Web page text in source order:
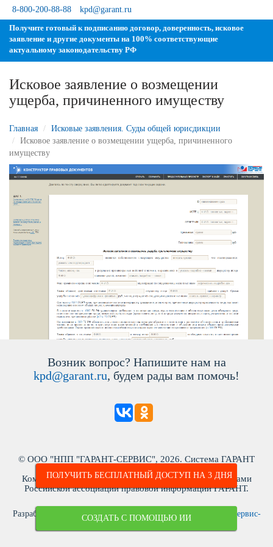
8-800-200-88-88
kpd@garant.ru
Получите готовый к подписанию договор, доверенность, исковое
заявление и другие документы на 100% соответствующие
актуальному законодательству РФ
Исковое заявление о возмещении
ущерба, причиненного имуществу
Главная
Исковые заявления. Суды общей юрисдикции
Исковое заявление о возмещении ущерба, причиненного
имуществу
ПОЛУЧИТЬ БЕСПЛАТНЫЙ ДОСТУП НА 3 ДНЯ
СОЗДАТЬ С ПОМОЩЬЮ ИИ
озник вопрос? Напишите нам на
kpd@garant.ru, будем рады вам помочь!
© ООО "НПП "ГАРАНТ-СЕРВИС", 2026. Система ГАРАНТ
ыпускается с 1990 года. ИНН: 7718013048
Компания "Гарант" и ее партнеры являются участниками
Российской ассоциации правовой информации ГАРАНТ.
Разработчик ЭПС Система ГАРАНТ – ООО «НПП «
Гарант-Сервис-
Университет»